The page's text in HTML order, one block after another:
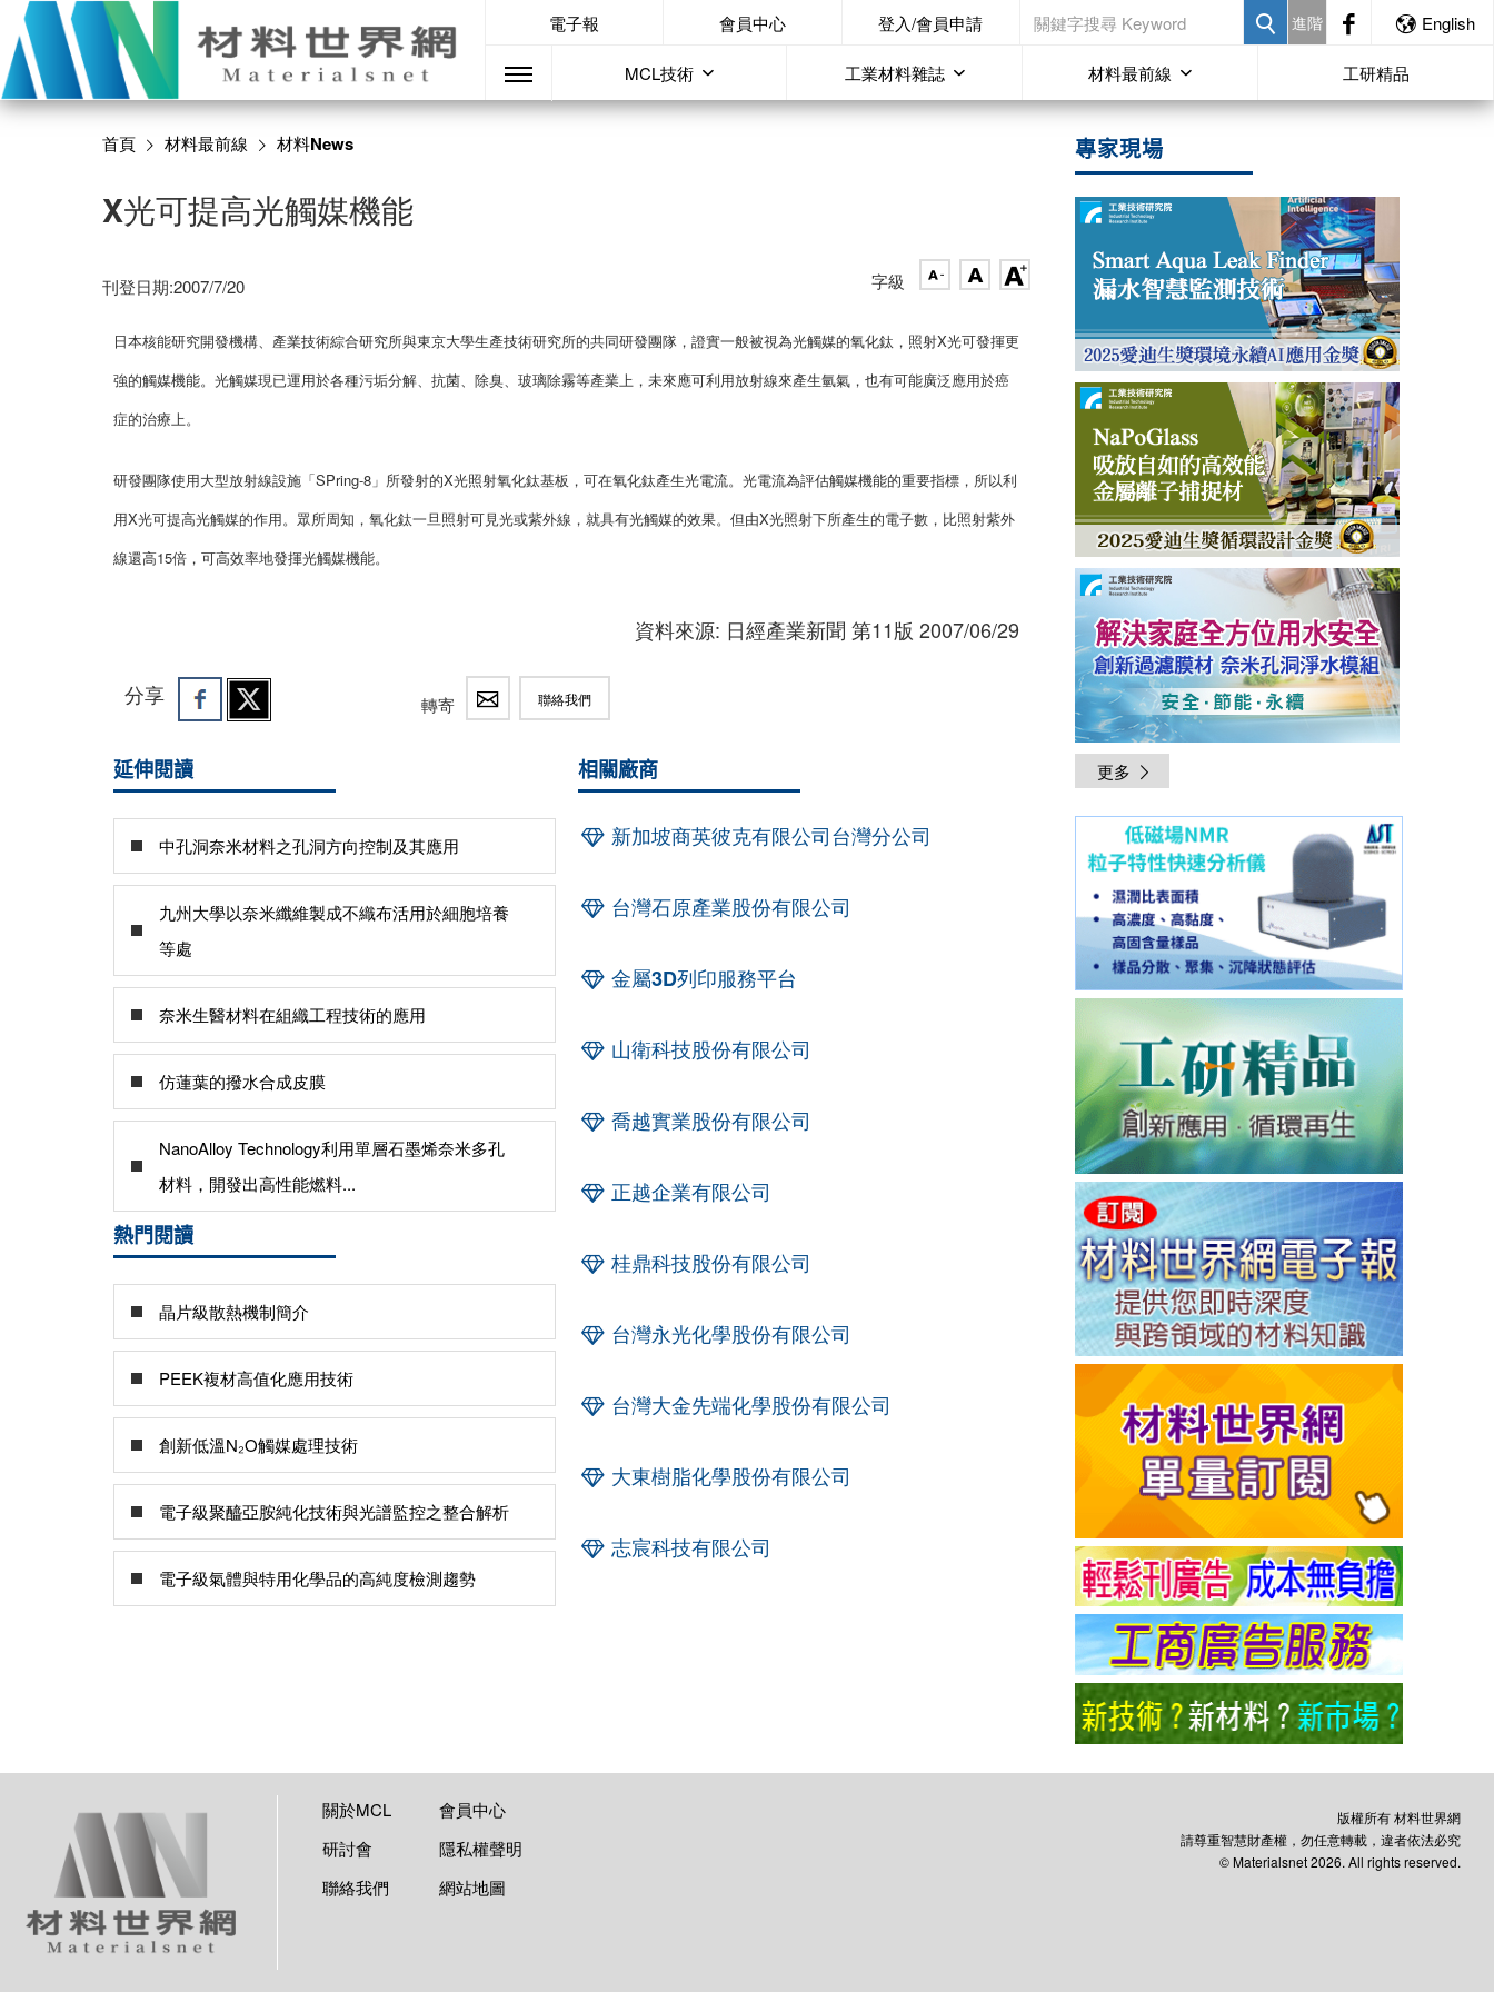
電子報 會員中心 登入/會員申請 進階 English
MCL技術 工業材料雜誌 材料最前線 工研精品
首頁 材料最前線 材料News
X光可提高光觸媒機能
刊登日期:2007/7/20 字級
日本核能研究開發機構、產業技術綜合研究所與東京大學生產技術研究所的共同研發團隊，證實一般被視為光觸媒的氧化鈦，照射X光可發揮更
強的觸媒機能。光觸媒現已運用於各種污垢分解、抗菌、除臭、玻璃除霧等產業上，未來應可利用放射線來產生氫氣，也有可能廣泛應用於癌
症的治療上。
研發團隊使用大型放射線設施「SPring-8」所發射的X光照射氧化鈦基板，可在氧化鈦產生光電流。光電流為評估觸媒機能的重要指標，所以利
用X光可提高光觸媒的作用。眾所周知，氧化鈦一旦照射可見光或紫外線，就具有光觸媒的效果。但由X光照射下所產生的電子數，比照射紫外
線還高15倍，可高效率地發揮光觸媒機能。
資料來源: 日經產業新聞 第11版 2007/06/29
分享 轉寄 聯絡我們
延伸閱讀
中孔洞奈米材料之孔洞方向控制及其應用
九州大學以奈米纖維製成不織布活用於細胞培養
等處
奈米生醫材料在組織工程技術的應用
仿蓮葉的撥水合成皮膜
NanoAlloy Technology利用單層石墨烯奈米多孔
材料，開發出高性能燃料...
熱門閱讀
晶片級散熱機制簡介
PEEK複材高值化應用技術
創新低溫N₂O觸媒處理技術
電子級聚醯亞胺純化技術與光譜監控之整合解析
電子級氣體與特用化學品的高純度檢測趨勢
相關廠商
新加坡商英彼克有限公司台灣分公司
台灣石原產業股份有限公司
金屬3D列印服務平台
山衛科技股份有限公司
喬越實業股份有限公司
正越企業有限公司
桂鼎科技股份有限公司
台灣永光化學股份有限公司
台灣大金先端化學股份有限公司
大東樹脂化學股份有限公司
志宸科技有限公司
專家現場
更多
關於MCL
會員中心
研討會
隱私權聲明
聯絡我們
網站地圖
版權所有 材料世界網
請尊重智慧財產權，勿任意轉載，違者依法必究
© Materialsnet 2026. All rights reserved.